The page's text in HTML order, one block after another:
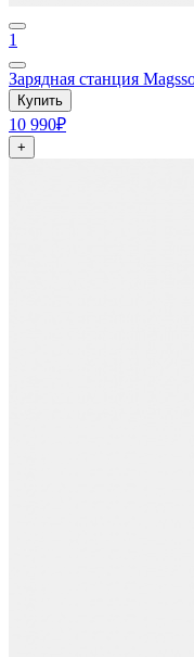
1
Зарядная станция
Купить
10 990₽
+